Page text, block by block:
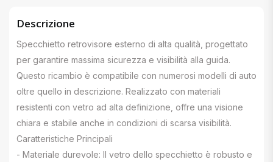
Descrizione
Specchietto retrovisore esterno di alta qualità, progettato
per garantire massima sicurezza e visibilità alla guida.
Questo ricambio è compatibile con numerosi modelli di auto
oltre quello in descrizione. Realizzato con materiali
resistenti con vetro ad alta definizione, offre una visione
chiara e stabile anche in condizioni di scarsa visibilità.
Caratteristiche Principali
- Materiale durevole: Il vetro dello specchietto è robusto e